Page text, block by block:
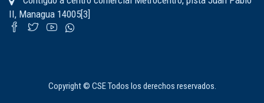
II, Managua 14005[3]
Copyright © CSE Todos los derechos reservados.